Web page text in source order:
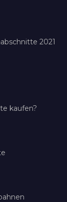
2021
kaufen?